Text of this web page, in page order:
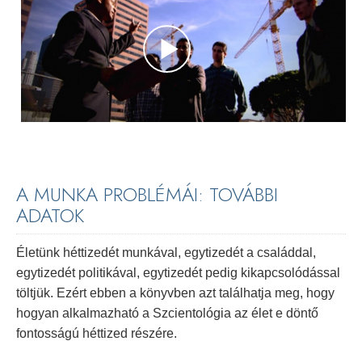
A MUNKA PROBLÉMÁI: TOVÁBBI
ADATOK
Életünk héttizedét munkával, egytizedét a családdal,
egytizedét politikával, egytizedét pedig kikapcsolódással
töltjük. Ezért ebben a könyvben azt találhatja meg, hogy
hogyan alkalmazható a Szcientológia az élet e döntő
fontosságú héttized részére.